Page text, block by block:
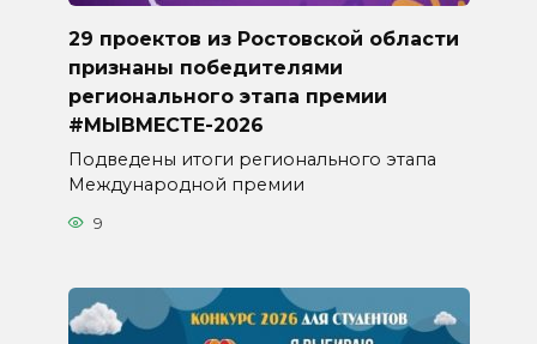
29 проектов из Ростовской области
признаны победителями
регионального этапа премии
#МЫВМЕСТЕ-2026
Подведены итоги регионального этапа
Международной премии
9